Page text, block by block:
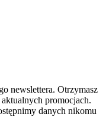
newslettera. Otrzymasz
promocjach.
danych nikomu